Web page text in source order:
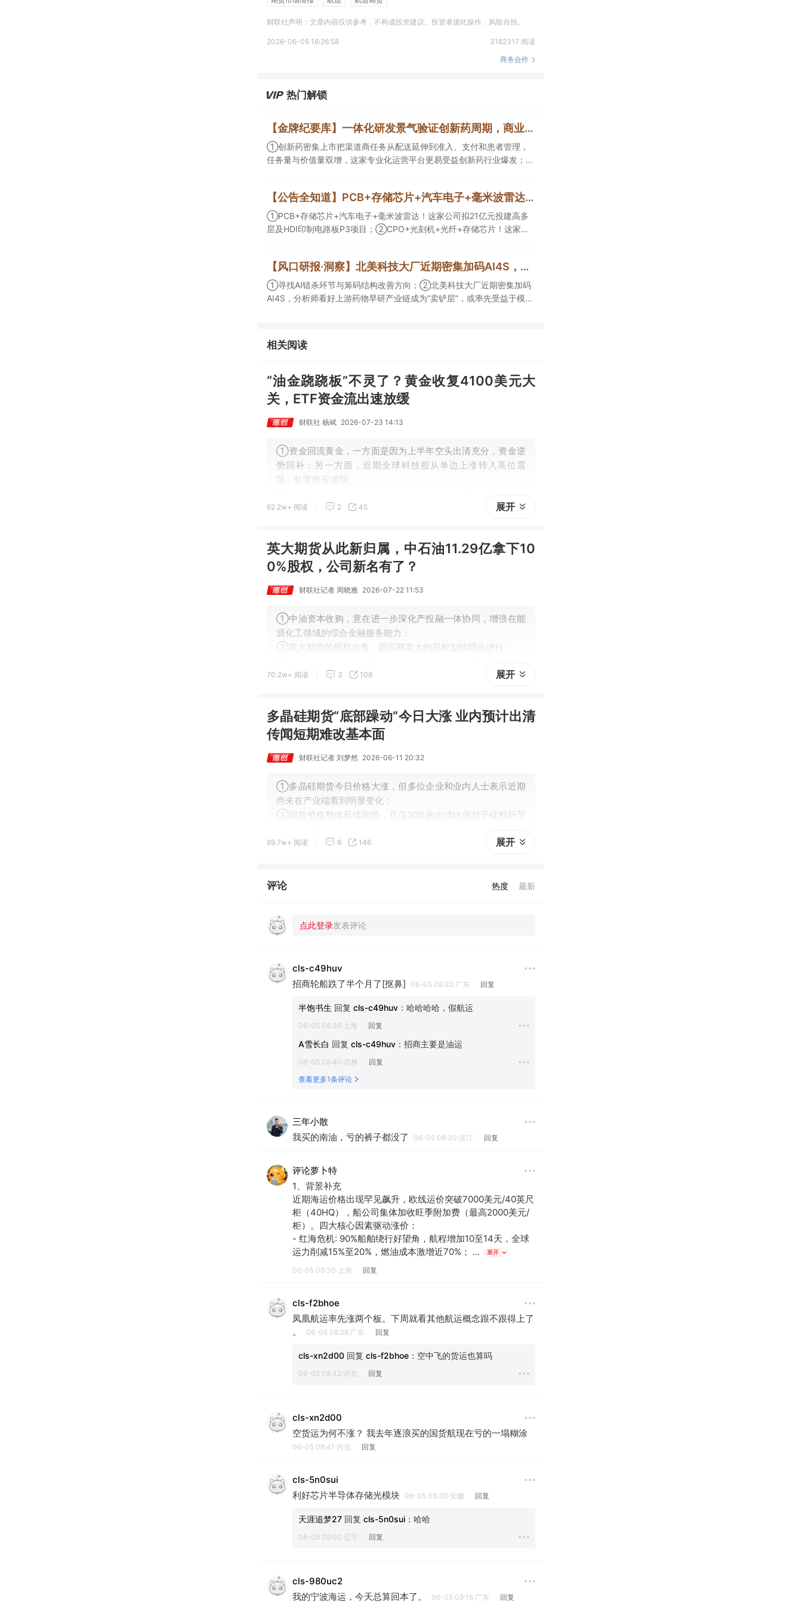
财联社声明：文章内容仅供参考，不构成投资建议。投资者据此操作，风险自担。
2026-06-05 16:26:58
3182317 阅读
商务合作
热门解锁
【金牌纪要库】一体化研发景气验证创新药周期，商业渠道与AI科研设备同步扩容
①创新药密集上市把渠道商任务从配送延伸到准入、支付和患者管理，
任务量与价值量双增，这家专业化运营平台更易受益创新药行业爆发；
产与分析设备、生物工艺与制药装备等需求，管线推进后这一类企业会随
产业节奏随后受益。
【公告全知道】PCB+存储芯片+汽车电子+毫米波雷达！公司拟21亿元投建高多层及HDI印制电路板P3项目
①PCB+存储芯片+汽车电子+毫米波雷达！这家公司拟21亿元投建高多
层及HDI印制电路板P3项目；②CPO+光刻机+光纤+存储芯片！这家公
【风口研报·洞察】北美科技大厂近期密集加码AI4S，分析师看好上游药物早研产业链成为“卖铲层”，或率先受益于模型训练带来的需求井喷；寻找AI错杀环节与筹码结构改善方向
①寻找AI错杀环节与筹码结构改善方向；②北美科技大厂近期密集加码
AI4S，分析师看好上游药物早研产业链成为“卖铲层”，或率先受益于模型
富分析师深度覆盖；④在个股机构关注度排行中，健盛集团首次上榜，
前五名依次为药明康德>百润股份>东鹏饮料>华峰化学>健盛集团。
相关阅读
“油金跷跷板”不灵了？黄金收复4100美元大
关，ETF资金流出速放缓
财联社 杨斌 2026-07-23 14:13
①资金回流黄金，一方面是因为上半年空头出清充分，资金逆
势回补；另一方面，近期全球科技股从单边上涨转入高位震
荡，虹吸效应减弱。
未开启，趋势性上涨或需等到9月之后，核心变量在于美联储能
62.2w+ 阅读 2 45 展开
英大期货从此新归属，中石油11.29亿拿下10
0%股权，公司新名有了？
财联社记者 周晓雅 2026-07-22 11:53
①中油资本收购，意在进一步深化产投融一体协同，增强在能
源化工领域的综合金融服务能力；
②英大期货的股权出售，跟国网英大的股权划转同步进行；
70.2w+ 阅读 3 106 展开
多晶硅期货“底部躁动”今日大涨 业内预计出清
传闻短期难改基本面
财联社记者 刘梦然 2026-06-11 20:32
①多晶硅期货今日价格大涨，但多位企业和业内人士表示近期
尚未在产业端看到明显变化；
②现货价格整体延续弱势，且仅30%的出清比例对于硅料环节
89.7w+ 阅读 6 146 展开
评论 热度 最新
cls-c49huv
招商轮船跌了半个月了[抠鼻]
06-05 08:32·广东 回复
半饱书生 回复 cls-c49huv ： 哈哈哈哈，假航运
06-05 08:36·上海 回复
A雪长白 回复 cls-c49huv ： 招商主要是油运
06-05 08:40·吉林
回复
查看更多1条评论
三年小散
我买的南油，亏的裤子都没了
06-05 08:30·浙江 回复
评论萝卜特
1、背景补充
近期海运价格出现罕见飙升，欧线运价突破7000美元/40英尺
柜（40HQ），船公司集体加收旺季附加费（最高2000美元/
柜）。四大核心因素驱动涨价：
- 红海危机: 90%船舶绕行好望角，航程增加10至14天，全球
运力削减15%至20%，燃油成本激增近70%； ...
展开
06-05 08:30·上海 回复
cls-f2bhoe
凤凰航运率先涨两个板。下周就看其他航运概念跟不跟得上了
。
06-05 08:28·广东 回复
cls-xn2d00 回复 cls-f2bhoe ： 空中飞的货运也算吗
06-05 08:42·河北 回复
cls-xn2d00
空货运为何不涨？ 我去年逐浪买的国货航现在亏的一塌糊涂
06-05 08:41·河北 回复
cls-5n0sui
利好芯片半导体存储光模块 06-05 08:30·安徽 回复
天涯追梦27 回复 cls-5n0sui ： 哈哈
06-05 09:00·辽宁 回复
cls-980uc2
我的宁波海运，今天总算回本了。
06-05 09:18·广东 回复